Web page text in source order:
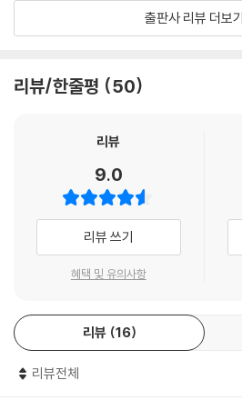
16. 모가라쟈의 물음 _ 217
18. 물음에 대한 총정리 _ 219
숫타니파타 해설 _ 221
23. 사귐이 깊어지면 애정이 싹트고
저 광야를 가고 있는 코뿔소의 외뿔처럼
24. 친구나 주위 사람들을 너무 좋아하여
마음이 그들에게 얽히게 되면
자신이 목적한 바를 이룰 수 없다.
친함에는 이런 부작용이 있다는 것을 관찰
저 광야를 가고 있는 코뿔소의 외뿔처럼
혼자 가거라.
큰 대나무 가지들이 서로 뒤얽혀 있는 것과 같
그러나 죽순은 다른 가지에 달라붙지 않듯이
저 광야를 가고 있는 코뿔소의 외뿔처럼
멋스러운 본문 디자인과 표지,
좋아하는 법구경, 숫타니파타, 화엄경으로
이 세련되어 불교경전의 이미지를 새롭게
고급한 양장본으로 소장가치도 있어 선물을
기쁨과 감동을 줄 만하다.
부처님의 생생한 음성이 담긴 법구경과 숫
경전의 정수로 손꼽히는 화엄경은 화엄학의
행복한 삶을 위한 선물
나 자신을 위해, 사회를 위해 무엇을 어떻
출판사 리뷰 더보기
리뷰/한줄평 50
리뷰
9.0
리뷰 쓰기
혜택 및 유의사항
리뷰 16
리뷰전체